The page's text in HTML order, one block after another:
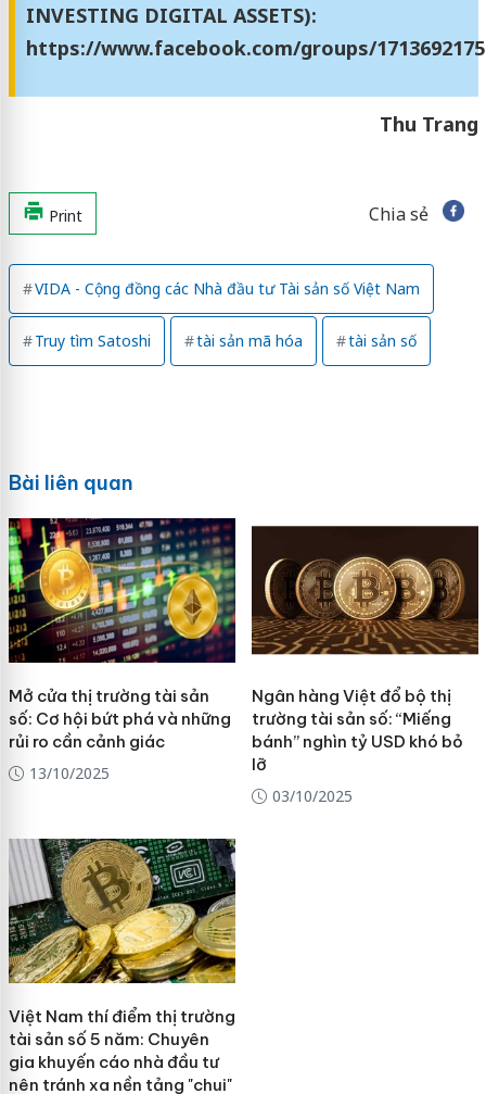
INVESTING DIGITAL ASSETS):
https://www.facebook.com/groups/
Thu Trang
Print Chia sẻ
VIDA - Cộng đồng các Nhà đầu tư Tài sản số Việt Nam
Truy tìm Satoshi tài sản mã hóa tài sản số
Bài liên quan
Mở cửa thị trường tài sản
số: Cơ hội bứt phá và những
rủi ro cần cảnh giác
13/10/2025
Ngân hàng Việt đổ bộ thị
trường tài sản số: “Miếng
bánh” nghìn tỷ USD khó bỏ
lỡ
03/10/2025
Việt Nam thí điểm thị trường
tài sản số 5 năm: Chuyên
gia khuyến cáo nhà đầu tư
nên tránh xa nền tảng "chui"